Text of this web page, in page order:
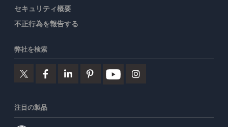
セキュリティ概要
不正行為を報告する
弊社を検索
注目の製品